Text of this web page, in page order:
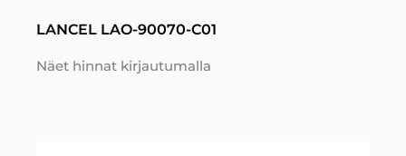
LANCEL LAO-90070-C01
Näet hinnat kirjautumalla